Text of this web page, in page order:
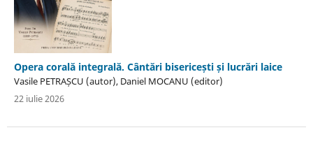
Opera corală integrală. Cântări bisericești și lucrări laice
Vasile PETRAȘCU (autor), Daniel MOCANU (editor)
22 iulie 2026